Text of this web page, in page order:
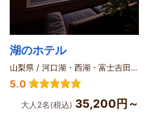
湖のホテル
山梨県 / 河口湖・西湖・富士吉田・精進湖・本栖湖
5.0
大人2名(税込) 35,200円～